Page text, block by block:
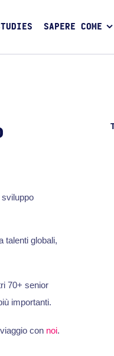
SAPERE COME
talenti globali,
70+ senior
importanti.
con noi.